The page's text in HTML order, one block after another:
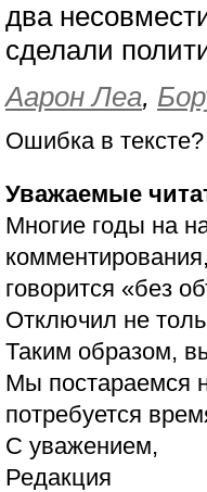
два
сделали
Аарон Леа,
Ошибка в
Уважаемые
Многие годы на
говорится «без
Отключил не
Таким образом,
Мы постараемся
потребуется
С уважением,
Редакция